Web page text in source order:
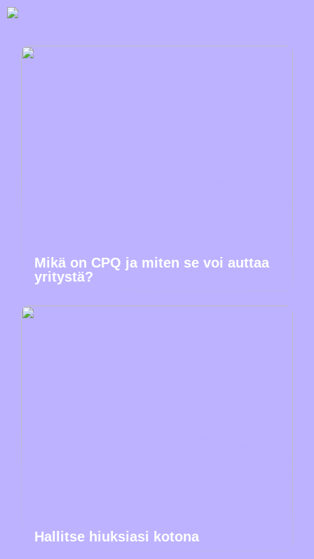
Mikä on CPQ ja miten se voi auttaa
yritystä?
Hallitse hiuksiasi kotona